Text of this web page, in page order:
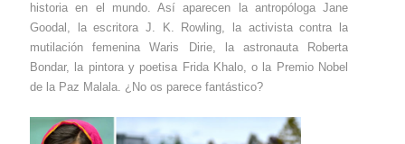
historia en el mundo. Así aparecen la antropóloga Jane
Goodal, la escritora J. K. Rowling, la activista contra la
mutilación femenina Waris Dirie, la astronauta Roberta
Bondar, la pintora y poetisa Frida Khalo, o la Premio Nobel
de la Paz Malala. ¿No os parece fantástico?